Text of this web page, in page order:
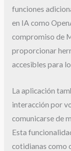
funciones
en IA como
compromiso de
proporcionar
accesibles para
La aplicación
interacción por
comunicarse de
Esta
cotidianas como